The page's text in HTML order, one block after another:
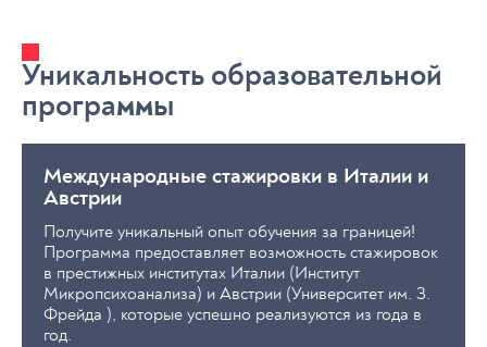
Уникальность образовательной
программы
Международные стажировки в Италии и
Австрии
Получите уникальный опыт обучения за границей!
Программа предоставляет возможность стажировок
в престижных институтах Италии (Институт
Микропсихоанализа) и Австрии (Университет им. З.
Фрейда ), которые успешно реализуются из года в
год.